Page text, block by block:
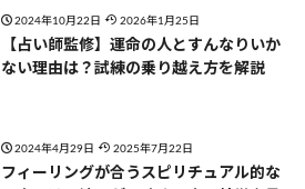
2024年10月22日 2026年1月25日
【占い師監修】運命の人とすんなりいか
ない理由は？試練の乗り越え方を解説
2024年4月29日 2025年7月22日
フィーリングが合うスピリチュアル的な